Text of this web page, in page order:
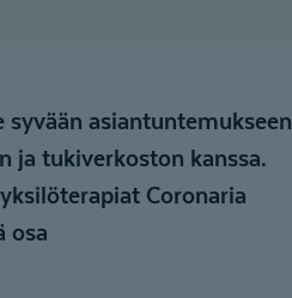
asiantuntemukseen
ja tukiverkoston kanssa.
Coronaria
osa